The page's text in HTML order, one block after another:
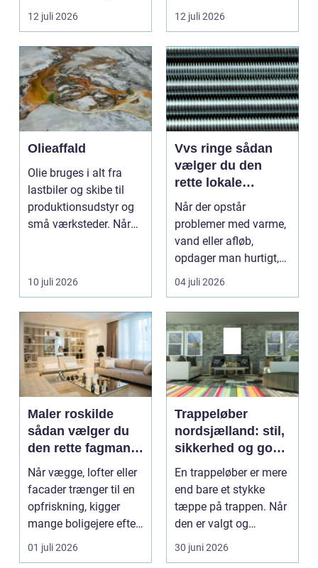
grundejerforeninger et
nødvendigt skri...
12 juli 2026
k...
12 juli 2026
Olieaffald
Olie bruges i alt fra
lastbiler og skibe til
produktionsudstyr og
små værksteder. Når
10 juli 2026
Vvs ringe sådan
vælger du den
rette lokale
installatør
Når der opstår
problemer med varme,
vand eller afløb,
opdager man hurtigt,
hvor afhængig
hverdagen e...
04 juli 2026
Maler roskilde
sådan vælger du
den rette fagmand
til opgaven
Når vægge, lofter eller
facader trænger til en
opfriskning, kigger
mange boligejere efter
en maler R...
01 juli 2026
Trappeløber
nordsjælland: stil,
sikkerhed og god
akustik i hjemmet
En trappeløber er mere
end bare et stykke
tæppe på trappen. Når
den er valgt og
monteret rigtigt, gi...
30 juni 2026